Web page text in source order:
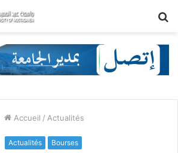
Accueil / Actualités
Actualités Bourses